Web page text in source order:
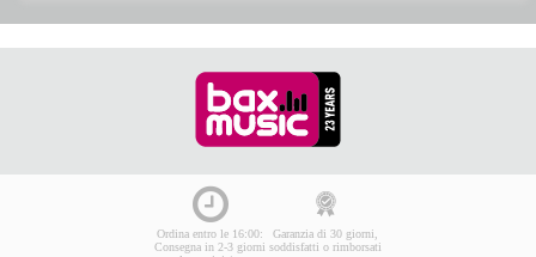
Ordina entro le 16:00:
Consegna in 2-3 giorni
Garanzia di 30 giorni,
soddisfatti o rimborsati